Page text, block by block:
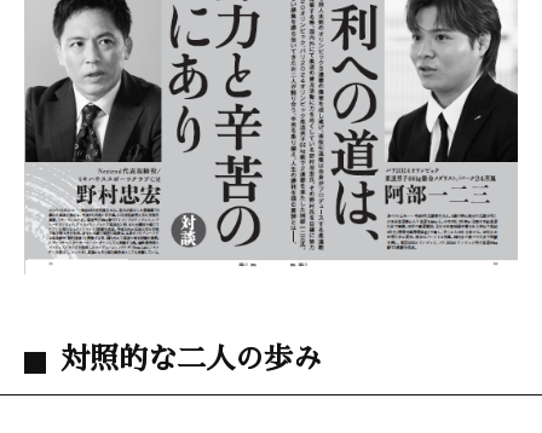
対照的な二人の歩み